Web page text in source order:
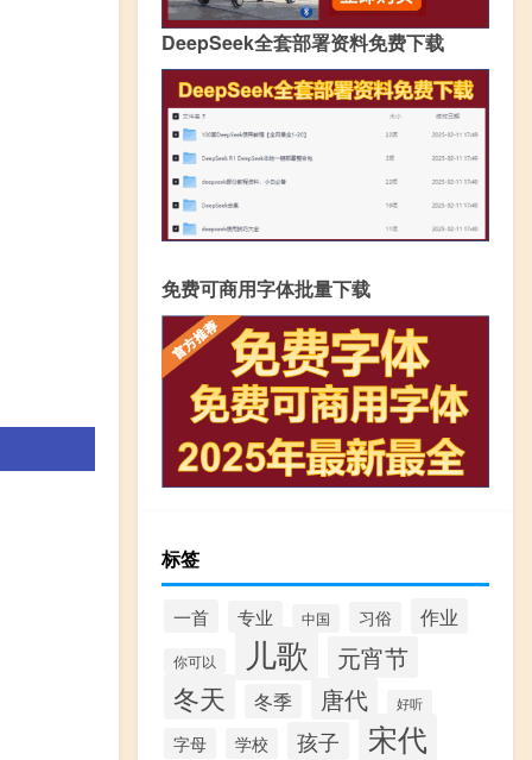
DeepSeek全套部署资料免费下载
免费可商用字体批量下载
标签
一首 专业 中国 习俗 作业
你可以 儿歌 元宵节
冬天 冬季 唐代 好听
字母 学校 孩子 宋代